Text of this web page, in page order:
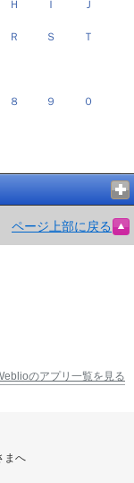
Ｈ Ｉ Ｊ
Ｒ Ｓ Ｔ
８ ９ ０
ページ上部に戻る
のアプリ一覧を見る
まへ